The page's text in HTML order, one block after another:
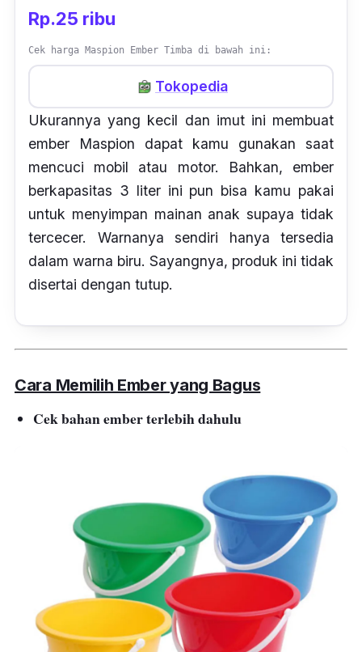
Rp.25 ribu
Cek harga Maspion Ember Timba di bawah ini:
Tokopedia
Ukurannya yang kecil dan imut ini membuat
ember Maspion dapat kamu gunakan saat
mencuci mobil atau motor. Bahkan, ember
berkapasitas 3 liter ini pun bisa kamu pakai
untuk menyimpan mainan anak supaya tidak
tercecer. Warnanya sendiri hanya tersedia
dalam warna biru. Sayangnya, produk ini tidak
disertai dengan tutup.
Cara Memilih Ember yang Bagus
Cek bahan ember terlebih dahulu